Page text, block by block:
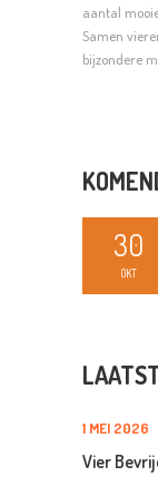
aantal
Samen
bijzondere
30
OKT
1 MEI 2026
Vier